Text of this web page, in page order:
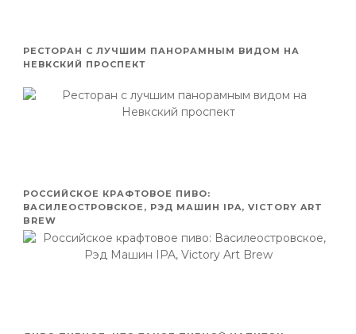
РЕСТОРАН С ЛУЧШИМ ПАНОРАМНЫМ ВИДОМ НА
НЕВКСКИЙ ПРОСПЕКТ
РОССИЙСКОЕ КРАФТОВОЕ ПИВО:
ВАСИЛЕОСТРОВСКОЕ, РЭД МАШИН IPA, VICTORY ART
BREW